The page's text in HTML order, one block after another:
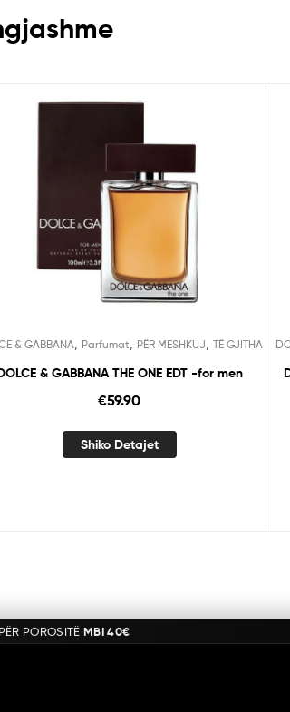
& GABBANA Parfumat PËR MESHKUJ TË GJITHA
& GABBANA THE ONE EDT -for men
€59.90
Shiko Detajet
POROSITËMBI 40€